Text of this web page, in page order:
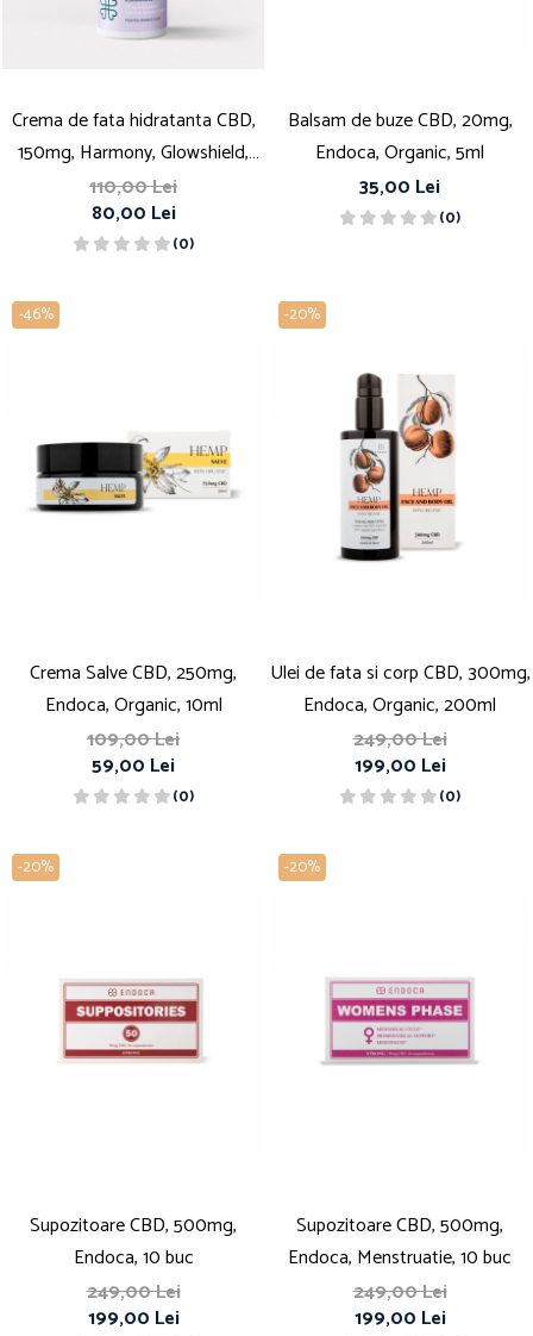
Crema de fata hidratanta CBD,
150mg, Harmony, Glowshield,
50ml
110,00 Lei
80,00 Lei
(0)
Balsam de buze CBD, 20mg,
Endoca, Organic, 5ml
35,00 Lei
(0)
-46%
Crema Salve CBD, 250mg,
Endoca, Organic, 10ml
109,00 Lei
59,00 Lei
(0)
-20%
Ulei de fata si corp CBD, 300mg,
Endoca, Organic, 200ml
249,00 Lei
199,00 Lei
(0)
-20%
Supozitoare CBD, 500mg,
Endoca, 10 buc
249,00 Lei
199,00 Lei
-20%
Supozitoare CBD, 500mg,
Endoca, Menstruatie, 10 buc
249,00 Lei
199,00 Lei